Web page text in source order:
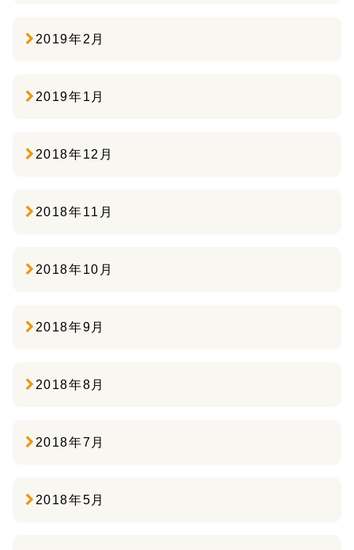
2019年2月
2019年1月
2018年12月
2018年11月
2018年10月
2018年9月
2018年8月
2018年7月
2018年5月